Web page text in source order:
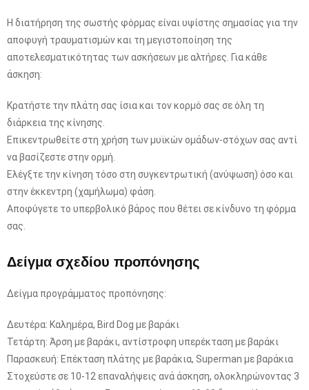
Η διατήρηση της σωστής φόρμας είναι υψίστης σημασίας για την
αποφυγή τραυματισμών και τη μεγιστοποίηση της
αποτελεσματικότητας των ασκήσεων με αλτήρες. Για κάθε
άσκηση:
Κρατήστε την πλάτη σας ίσια και τον κορμό σας σε όλη τη
διάρκεια της κίνησης.
Επικεντρωθείτε στη χρήση των μυϊκών ομάδων-στόχων σας αντί
να βασίζεστε στην ορμή.
Ελέγξτε την κίνηση τόσο στη συγκεντρωτική (ανύψωση) όσο και
στην έκκεντρη (χαμήλωμα) φάση.
Αποφύγετε το υπερβολικό βάρος που θέτει σε κίνδυνο τη φόρμα
σας.
Δείγμα σχεδίου προπόνησης
Δείγμα προγράμματος προπόνησης:
Δευτέρα: Καλημέρα, Bird Dog με βαράκι
Τετάρτη: Άρση με βαράκι, αντίστροφη υπερέκταση με βαράκι
Παρασκευή: Επέκταση πλάτης με βαράκια, Superman με βαράκια
Στοχεύστε σε 10-12 επαναλήψεις ανά άσκηση, ολοκληρώνοντας 3